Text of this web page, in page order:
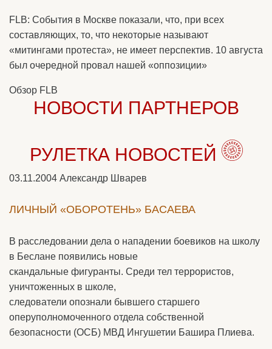
FLB: События в Москве показали, что, при всех
составляющих, то, что некоторые называют
«митингами протеста», не имеет перспектив. 10 августа
был очередной провал нашей «оппозиции»
Обзор FLB
НОВОСТИ ПАРТНЕРОВ
РУЛЕТКА НОВОСТЕЙ
03.11.2004 Александр Шварев
ЛИЧНЫЙ «ОБОРОТЕНЬ» БАСАЕВА
В расследовании дела о нападении боевиков на школу
в Беслане появились новые
скандальные фигуранты. Среди тел террористов,
уничтоженных в школе,
следователи опознали бывшего старшего
оперуполномоченного отдела собственной
безопасности (ОСБ) МВД Ингушетии Башира Плиева.